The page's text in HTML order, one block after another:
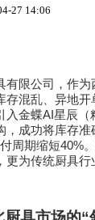
27 14:06
有限公司，作
存混乱、异地
入金蝶AI星辰
，成功将库存
周期缩短40%
更为传统厨具行